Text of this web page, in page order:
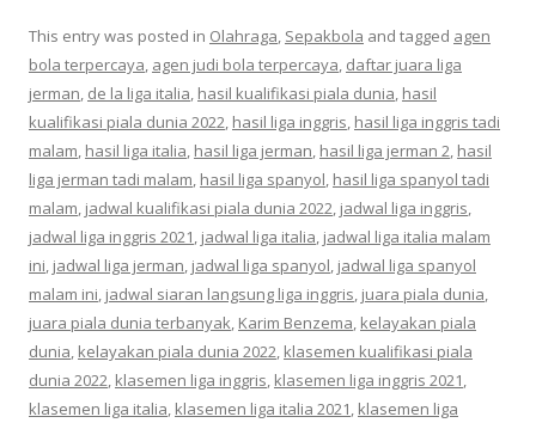
This entry was posted in Olahraga, Sepakbola and tagged agen
bola terpercaya, agen judi bola terpercaya, daftar juara liga
jerman, de la liga italia, hasil kualifikasi piala dunia, hasil
kualifikasi piala dunia 2022, hasil liga inggris, hasil liga inggris tadi
malam, hasil liga italia, hasil liga jerman, hasil liga jerman 2, hasil
liga jerman tadi malam, hasil liga spanyol, hasil liga spanyol tadi
malam, jadwal kualifikasi piala dunia 2022, jadwal liga inggris,
jadwal liga inggris 2021, jadwal liga italia, jadwal liga italia malam
ini, jadwal liga jerman, jadwal liga spanyol, jadwal liga spanyol
malam ini, jadwal siaran langsung liga inggris, juara piala dunia,
juara piala dunia terbanyak, Karim Benzema, kelayakan piala
dunia, kelayakan piala dunia 2022, klasemen kualifikasi piala
dunia 2022, klasemen liga inggris, klasemen liga inggris 2021,
klasemen liga italia, klasemen liga italia 2021, klasemen liga